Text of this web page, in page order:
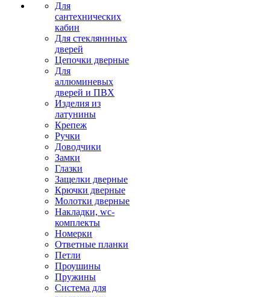
Для
сантехнических
кабин
Для стекляннных
дверей
Цепочки дверные
Для
аллюминевых
дверей и ПВХ
Изделия из
латунины
Крепеж
Ручки
Доводчики
Замки
Глазки
Защелки дверные
Крючки дверные
Молотки дверные
Накладки, wc-
комплекты
Номерки
Ответные планки
Петли
Проушины
Пружины
Система для